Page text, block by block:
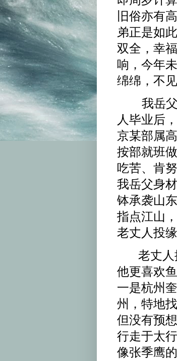
旧俗亦有
弟正是如
双全，幸
响，今年
绵绵，不
我岳父
人毕业后
京某部属
按部就班
吃苦、肯
我岳父身
钵承袭山
指点江山
老丈人投缘
老丈人
他更喜欢
一是杭州
州，特地
但没有预
行走于太
像张季鹰